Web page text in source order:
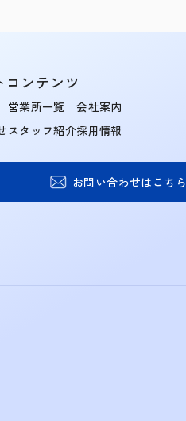
コンテンツ
営業所一覧
スタッフ紹介
会社案内
採用情報
お問い合わせはこちら